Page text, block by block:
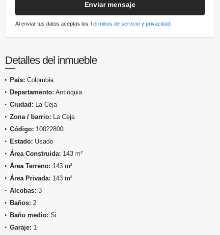
Enviar mensaje
Al enviar tus datos aceptas los Términos de servicio y privacidad
Detalles del inmueble
País: Colombia
Departamento: Antioquia
Ciudad: La Ceja
Zona / barrio: La Ceja
Código: 10022800
Estado: Usado
Área Construida: 143 m²
Área Terreno: 143 m²
Área Privada: 143 m²
Alcobas: 3
Baños: 2
Baño medio: Si
Garaje: 1